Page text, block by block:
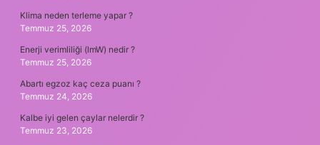
Klima neden terleme yapar ?
Temmuz 25, 2026
Enerji verimliliği (lmW) nedir ?
Temmuz 25, 2026
Abartı egzoz kaç ceza puanı ?
Temmuz 24, 2026
Kalbe iyi gelen çaylar nelerdir ?
Temmuz 23, 2026